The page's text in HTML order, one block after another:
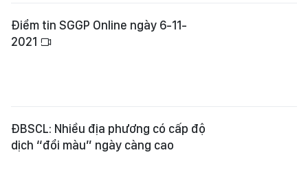
Điểm tin SGGP Online ngày 6-11-
2021
ĐBSCL: Nhiều địa phương có cấp độ
dịch “đổi màu” ngày càng cao